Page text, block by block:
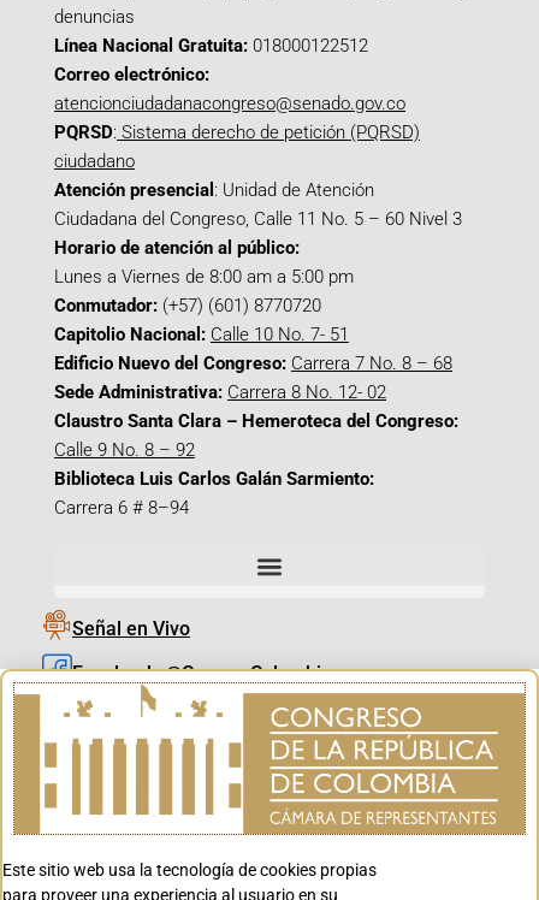
denuncias
Línea Nacional Gratuita: 018000122512
Correo electrónico:
atencionciudadanacongreso@senado.gov.co
PQRSD: Sistema derecho de petición (PQRSD)
ciudadano
Atención presencial : Unidad de Atención
Ciudadana del Congreso, Calle 11 No. 5 – 60 Nivel 3
Horario de atención al público:
Lunes a Viernes de 8:00 am a 5:00 pm
Conmutador: (+57) (601) 8770720
Capitolio Nacional: Calle 10 No. 7- 51
Edificio Nuevo del Congreso: Carrera 7 No. 8 – 68
Sede Administrativa: Carrera 8 No. 12- 02
Claustro Santa Clara – Hemeroteca del Congreso:
Calle 9 No. 8 – 92
Biblioteca Luis Carlos Galán Sarmiento:
Carrera 6 # 8–94
Señal en Vivo
Facebook_@CamaraColombia
Instagram_@CamaraColombia
X_@CamaraColombia
Youtube_@CamaraColombia
Este sitio web usa la tecnología de cookies propias
para proveer una experiencia al usuario en su